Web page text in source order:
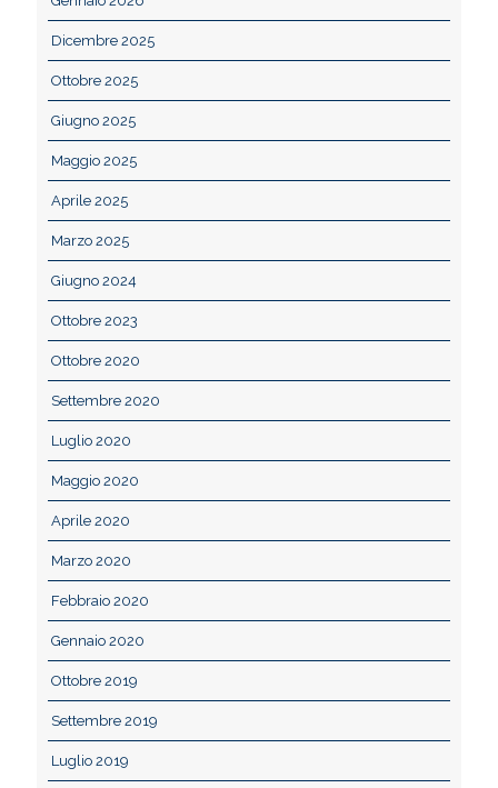
Dicembre 2025
Ottobre 2025
Giugno 2025
Maggio 2025
Aprile 2025
Marzo 2025
Giugno 2024
Ottobre 2023
Ottobre 2020
Settembre 2020
Luglio 2020
Maggio 2020
Aprile 2020
Marzo 2020
Febbraio 2020
Gennaio 2020
Ottobre 2019
Settembre 2019
Luglio 2019